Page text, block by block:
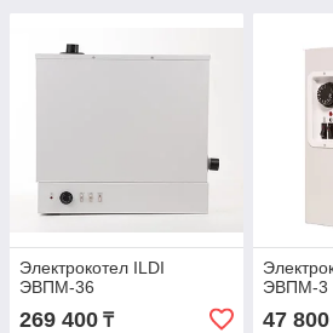
Электрокотел ILDI
ЭВПМ-36
269 400 ₸
ЭВПМ-3
47 800